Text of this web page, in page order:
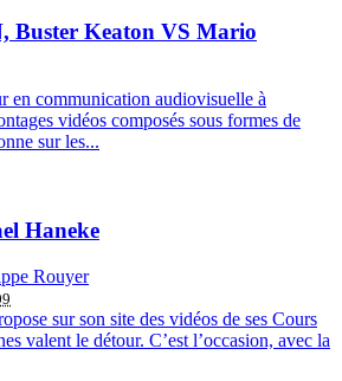
Buster Keaton VS Mario
en communication audiovisuelle à
vidéos composés sous formes de
sur les...
Haneke
Rouyer
sur son site des vidéos de ses Cours
valent le détour. C’est l’occasion, avec la